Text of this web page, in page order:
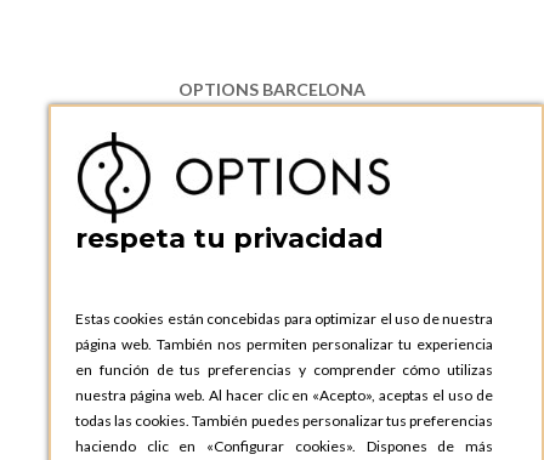
OPTIONS BARCELONA
08130 Santa Perpetua de Moguda, Barcelona
ESPAñA
Teléfono:
+34 935 724 041
OPTIONS BARCELONA SHOWROOM
ESPAñA
Teléfono:+34 935 724 041
OPTIONS MADRID
C. Lucio Emilio Cándido, 6,
28803 Alcalá de Henares, Madrid
respeta tu privacidad
Estas cookies están concebidas para optimizar el uso de nuestra
página web. También nos permiten personalizar tu experiencia
en función de tus preferencias y comprender cómo utilizas
nuestra página web. Al hacer clic en «Acepto», aceptas el uso de
todas las cookies. También puedes personalizar tus preferencias
haciendo clic en «Configurar cookies». Dispones de más